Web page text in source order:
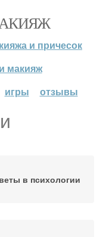
и причесок
макияж
игры отзывы
в психологии